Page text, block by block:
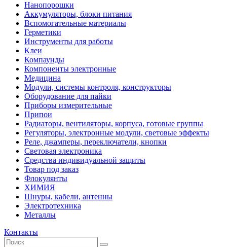
Нанопорошки
Аккумуляторы, блоки питания
Вспомогательные материалы
Герметики
Инструменты для работы
Клеи
Компаунды
Компоненты электронные
Медицина
Модули, системы контроля, конструкторы
Оборудование для пайки
Приборы измерительные
Припои
Радиаторы, вентиляторы, корпуса, готовые группы
Регуляторы, электронные модули, световые эффекты
Реле, джамперы, переключатели, кнопки
Световая электроника
Средства индивидуальной защиты
Товар под заказ
Флокулянты
ХИМИЯ
Шнуры, кабели, антенны
Электротехника
Металлы
Контакты